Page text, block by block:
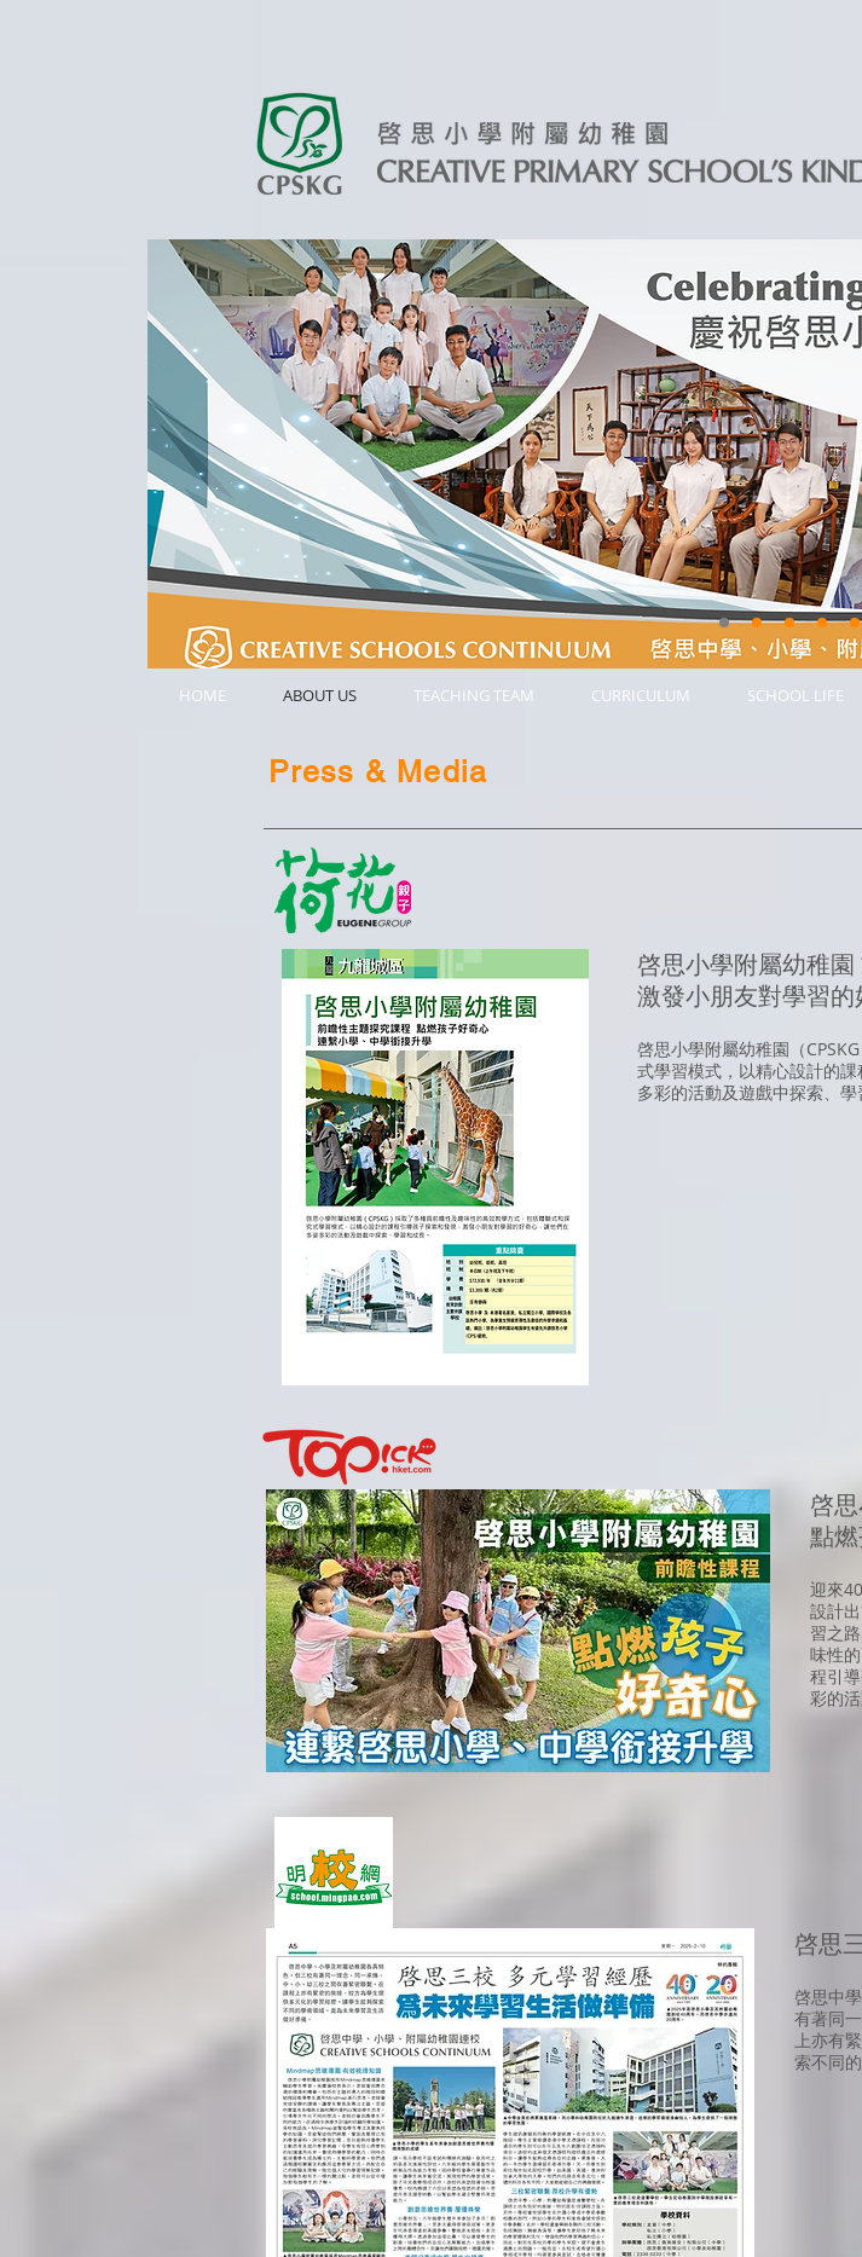
HOME ABOUT US TEACHING TEAM CURRICULUM SCHOOL LIFE
Press & Media
啓思小學附屬幼稚
激發小朋友對學習
啓思小學附屬幼稚園（
式學習模式，以精心設計的
多彩的活動及遊戲中探索、學
啓思
啓思中
有著同
上亦有
索不同
啓
點
迎來
設計
習之
味性
程引
彩的